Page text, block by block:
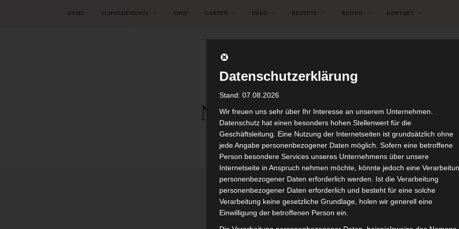
HOME SCHWEDENHAUS SHOP GARTEN DEKO REZEPTE REISEN KONTAKT
BROWSING TAG
Deko
Datenschutzerklärung
Stand: 07.08.2026
Wir freuen uns sehr über Ihr Interesse an unserem Unternehmen.
Datenschutz hat einen besonders hohen Stellenwert für die
Geschäftsleitung. Eine Nutzung der Internetseiten ist grundsätzlich ohne
jede Angabe personenbezogener Daten möglich. Sofern eine betroffene
Person besondere Services unseres Unternehmens über unsere
Internetseite in Anspruch nehmen möchte, könnte jedoch eine
personenbezogener Daten erforderlich werden. Ist die Verarbeitung
personenbezogener Daten erforderlich und besteht für eine solche
Verarbeitung keine gesetzliche Grundlage, holen wir generell eine
Einwilligung der betroffenen Person ein.